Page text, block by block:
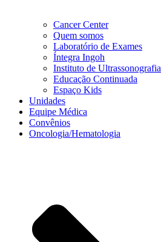
Cancer Center
Quem somos
Laboratório de Exames
Íntegra Ingoh
Instituto de Ultrassonografia
Educação Continuada
Espaço Kids
Unidades
Equipe Médica
Convênios
Oncologia/Hematologia